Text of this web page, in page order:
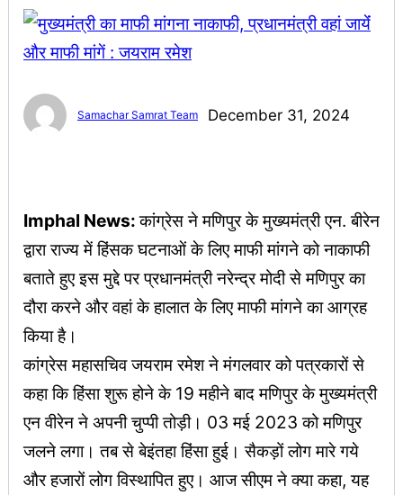
Samachar Samrat Team December 31, 2024
Imphal News:कांग्रेस ने मणिपुर के मुख्यमंत्री एन. बीरेन
द्वारा राज्य में हिंसक घटनाओं के लिए माफी मांगने को नाकाफी
बताते हुए इस मुद्दे पर प्रधानमंत्री नरेन्द्र मोदी से मणिपुर का
दौरा करने और वहां के हालात के लिए माफी मांगने का आग्रह
किया है।
कांग्रेस महासचिव जयराम रमेश ने मंगलवार को पत्रकारों से
कहा कि हिंसा शुरू होने के 19 महीने बाद मणिपुर के मुख्यमंत्री
एन वीरेन ने अपनी चुप्पी तोड़ी। 03 मई 2023 को मणिपुर
जलने लगा। तब से बेइंतहा हिंसा हुई। सैकड़ों लोग मारे गये
और हजारों लोग विस्थापित हुए। आज सीएम ने क्या कहा, यह